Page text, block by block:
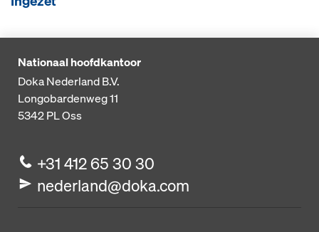
Nationaal hoofdkantoor
Doka Nederland B.V.
Longobardenweg 11
5342 PLOss
+31 412 65 30 30
nederland@doka.com